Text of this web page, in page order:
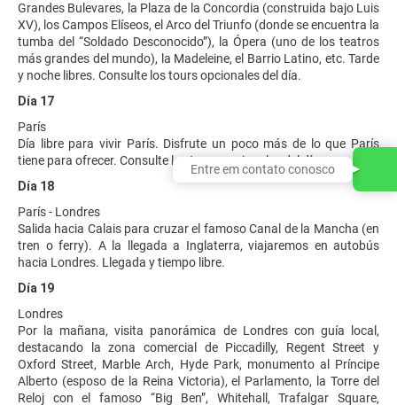
Grandes Bulevares, la Plaza de la Concordia (construida bajo Luis
XV), los Campos Elíseos, el Arco del Triunfo (donde se encuentra la
tumba del “Soldado Desconocido”), la Ópera (uno de los teatros
más grandes del mundo), la Madeleine, el Barrio Latino, etc. Tarde
y noche libres. Consulte los tours opcionales del día.
Día 17
París
Día libre para vivir París. Disfrute un poco más de lo que París
tiene para ofrecer. Consulte los tours opcionales del día.
Día 18
París - Londres
Salida hacia Calais para cruzar el famoso Canal de la Mancha (en
tren o ferry). A la llegada a Inglaterra, viajaremos en autobús
hacia Londres. Llegada y tiempo libre.
Día 19
Londres
Por la mañana, visita panorámica de Londres con guía local,
destacando la zona comercial de Piccadilly, Regent Street y
Oxford Street, Marble Arch, Hyde Park, monumento al Príncipe
Alberto (esposo de la Reina Victoria), el Parlamento, la Torre del
Reloj con el famoso “Big Ben”, Whitehall, Trafalgar Square,
Entre em contato conosco